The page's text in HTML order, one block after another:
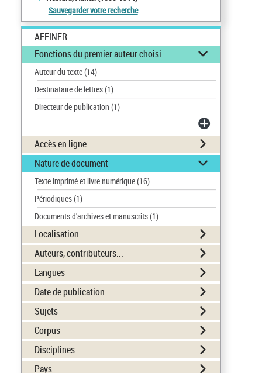
Sauvegarder votre recherche
AFFINER
Fonctions du premier auteur choisi
Auteur du texte(14)
Destinataire de lettres(1)
Directeur de publication (1)
Accès en ligne
Nature de document
Texte imprimé et livre numérique(16)
Périodiques(1)
Documents d'archives et manuscrits(1)
Localisation
Auteurs, contributeurs...
Langues
Date de publication
Sujets
Corpus
Disciplines
Pays